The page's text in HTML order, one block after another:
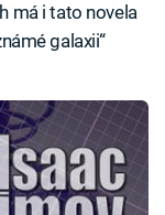
má i tato novela
galaxii“